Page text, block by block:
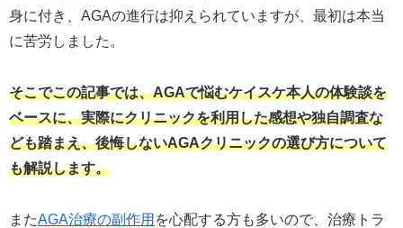
身に付き、AGAの進行は抑えられていますが、最初は本当
に苦労しました。
そこでこの記事では、AGAで悩むケイスケ本人の体験談を
ベースに、実際にクリニックを利用した感想や独自調査な
ども踏まえ、後悔しないAGAクリニックの選び方について
も解説します。
またAGA治療の副作用 を心配する方も多いので、治療トラ